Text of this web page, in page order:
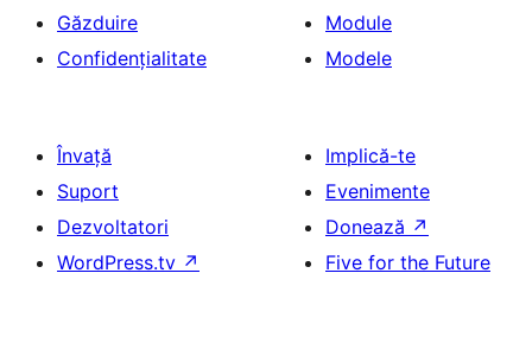
Găzduire
Confidențialitate
Module
Modele
Învață
Suport
Dezvoltatori
WordPress.tv ↗
Implică-te
Evenimente
Donează ↗
Five for the Future